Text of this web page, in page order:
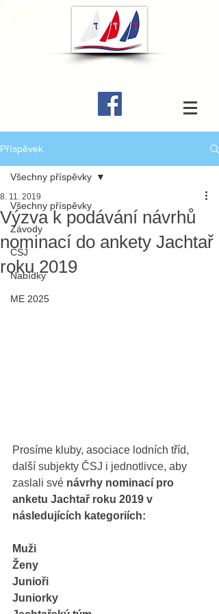
Příspěvek
Všechny příspěvky
Závody
ČSJ
Nabídky
ME 2025
Všechny příspěvky
Výzva k podávání návrhů
nominací do ankety Jachtař
roku 2019
8. 11. 2019
Prosíme kluby, asociace lodních tříd,
další subjekty ČSJ i jednotlivce, aby
zaslali své návrhy nominací pro
anketu Jachtař roku 2019 v
následujících kategoriích:
Muži
Ženy
Junioři
Juniorky